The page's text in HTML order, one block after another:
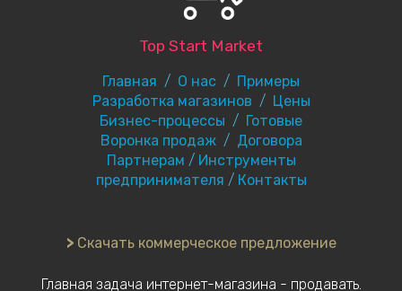
Top Start Market
Главная / О нас / Примеры
Разработка магазинов / Цены
Бизнес-процессы / Готовые
Воронка продаж/ Договора
Партнерам / Инструменты
предпринимателя / Контакты
> Скачать коммерческое предложение
Главная задача интернет-магазина - продавать.